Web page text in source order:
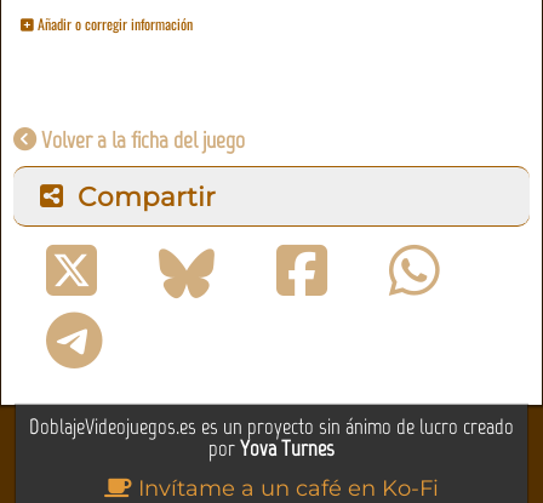
Añadir o corregir información
Volver a la ficha del juego
Compartir
DoblajeVideojuegos.es es un proyecto sin ánimo de lucro creado
porYova Turnes
Invítame a un café en Ko-Fi